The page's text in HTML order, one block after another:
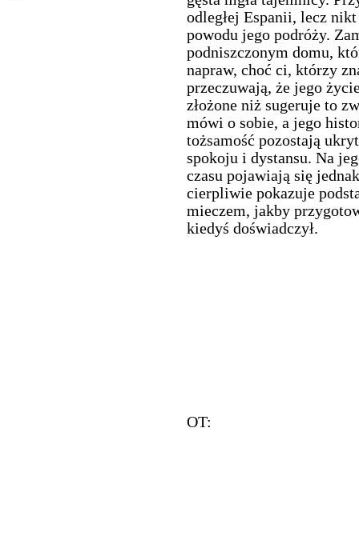
odległej Espanii, lecz
powodu jego podróży.
podniszczonym domu,
napraw, choć ci, którzy
przeczuwają, że jego
złożone niż sugeruje to
mówi o sobie, a jego
tożsamość pozostają
spokoju i dystansu. Na
czasu pojawiają się
cierpliwie pokazuje
mieczem, jakby
kiedyś doświadczył.
OT: